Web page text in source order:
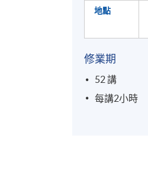
地點
修業期
52 講
每講2小時